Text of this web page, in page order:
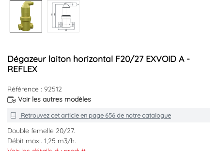
Dégazeur laiton horizontal F20/27 EXVOID A -
REFLEX
Référence : 92512
Voir les autres modèles
Retrouvez cet article en page 656de notre catalogue
Double femelle 20/27.
Débit maxi. 1,25 m3/h.